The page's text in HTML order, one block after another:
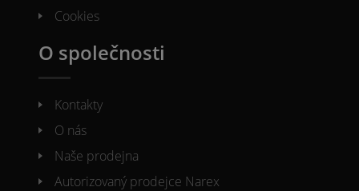
Cookies
O společnosti
Kontakty
O nás
Naše prodejna
Autorizovaný prodejce Narex